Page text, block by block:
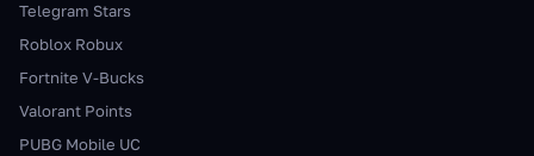
Telegram Stars
Roblox Robux
Fortnite V-Bucks
Valorant Points
PUBG Mobile UC